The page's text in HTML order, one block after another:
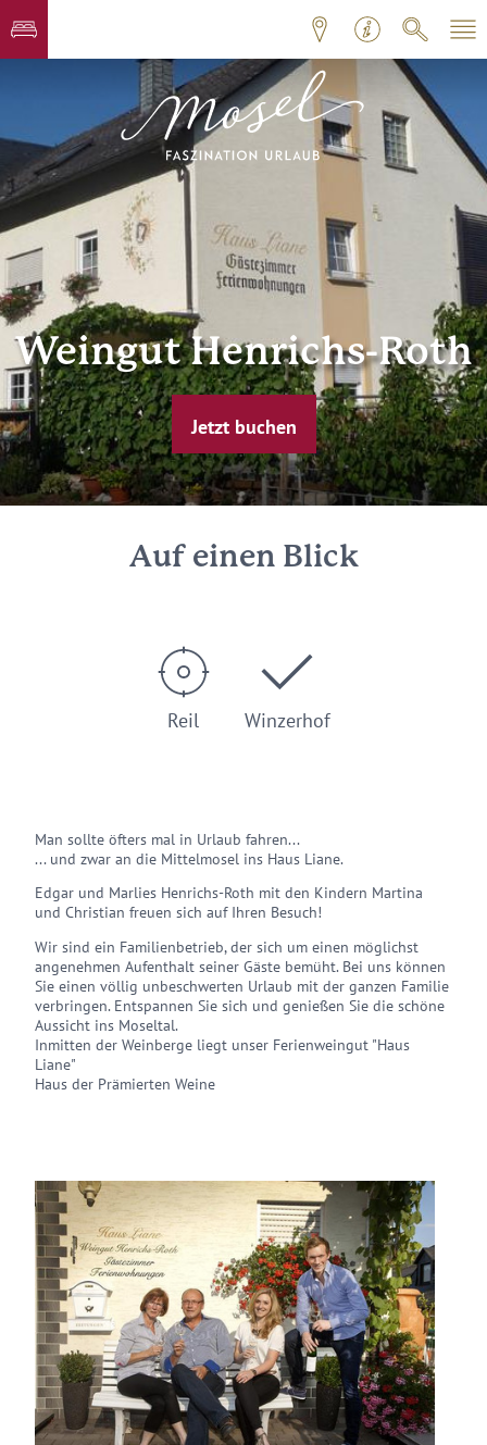
Weingut Henrichs-Roth
Jetzt buchen
Auf einen Blick
Reil Winzerhof
Man sollte öfters mal in Urlaub fahren...
... und zwar an die Mittelmosel ins Haus Liane.
Edgar und Marlies Henrichs-Roth mit den Kindern Martina
und Christian freuen sich auf Ihren Besuch!
Wir sind ein Familienbetrieb, der sich um einen möglichst
angenehmen Aufenthalt seiner Gäste bemüht. Bei uns können
Sie einen völlig unbeschwerten Urlaub mit der ganzen Familie
verbringen. Entspannen Sie sich und genießen Sie die schöne
Aussicht ins Moseltal.
Inmitten der Weinberge liegt unser Ferienweingut "Haus
Liane"
Haus der Prämierten Weine